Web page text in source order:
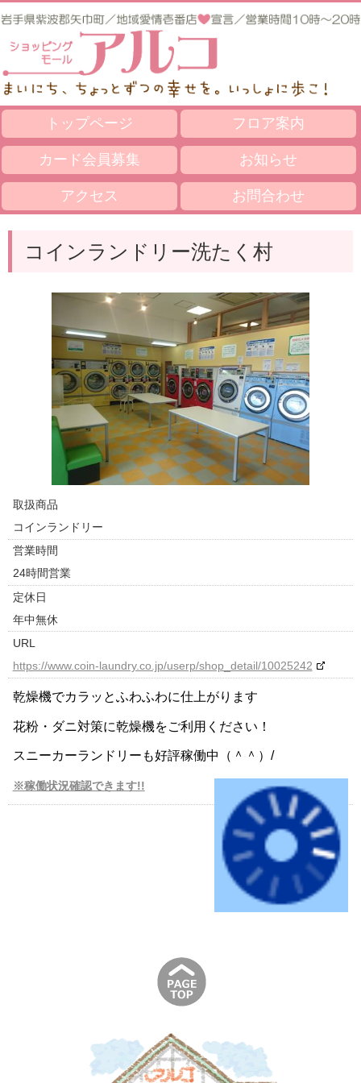
トップページ フロア案内
カード会員募集 お知らせ
アクセス お問合わせ
コインランドリー洗たく村
取扱商品
コインランドリー
営業時間
24時間営業
定休日
年中無休
URL
https://www.coin-laundry.co.jp/userp/shop_detail/10025242
乾燥機でカラッとふわふわに仕上がります
花粉・ダニ対策に乾燥機をご利用ください！
スニーカーランドリーも好評稼働中（＾＾）/
※稼働状況確認できます!!